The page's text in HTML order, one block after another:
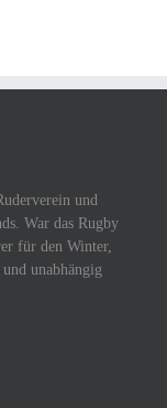
und
War das Rugby
für den Winter,
unabhängig